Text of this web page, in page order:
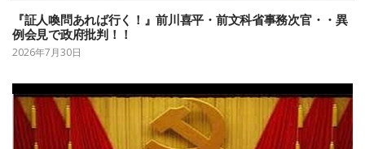
『証人喚問あれば行く！』前川喜平・前文科省事務次官・・異
例会見で政府批判！！
2026年7月30日